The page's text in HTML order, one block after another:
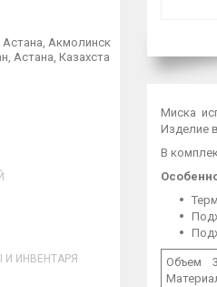
Миска
Изделие
В
Объем
Астана, Акмолинск
Астана, Казахста
ИНВЕНТАРЯ